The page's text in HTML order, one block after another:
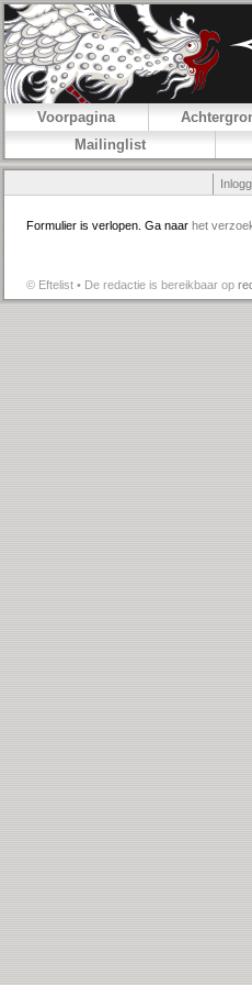
Voorpagina
Mailinglist
Formulier is verlopen. Ga naar het
© Eftelist • De redactie is bereikbaar op